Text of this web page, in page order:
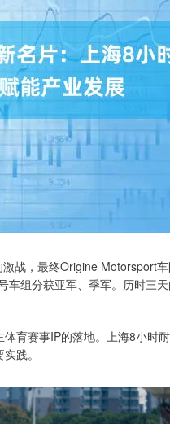
战，最终Origine Motorsport
组分获亚军、季军。历时三
育赛事IP的落地。上海8小时
践。